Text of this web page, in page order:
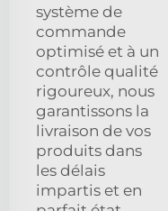
système de
commande
optimisé et à un
contrôle qualité
rigoureux, nous
garantissons la
livraison de vos
produits dans
les délais
impartis et en